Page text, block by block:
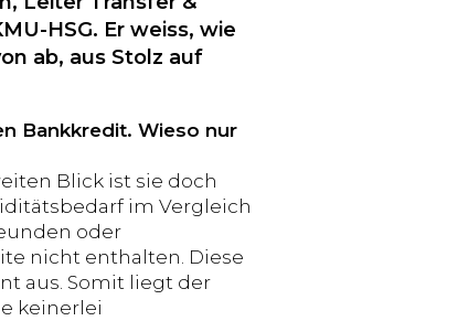
HSG. Er weiss, wie
ab, aus Stolz auf
Bankkredit. Wieso nur
Blick ist sie doch
im Vergleich
oder
nicht enthalten. Diese
aus. Somit liegt der
keinerlei